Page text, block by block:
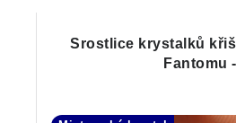
Srostlice krystalků
Fantomu